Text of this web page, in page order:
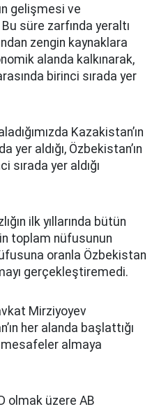
gelişmesi ve
süre zarfında yeraltı
zengin kaynaklara
alanda kalkınarak,
birinci sırada yer
Kazakistan’ın
yer aldığı, Özbekistan’ın
sırada yer aldığı
ilk yıllarında bütün
toplam nüfusunun
oranla Özbekistan
gerçekleştiremedi.
Mirziyoyev
her alanda başlattığı
almaya
olmak üzere AB